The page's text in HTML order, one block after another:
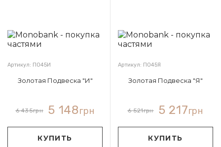
Артикул: П045И
Золотая Подвеска "И"
6 435грн 5 148грн
КУПИТЬ
Артикул: П045Я
Золотая Подвеска "Я"
6 521грн 5 217грн
КУПИТЬ